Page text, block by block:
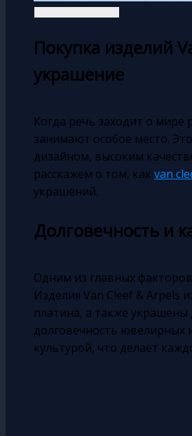
Покупка изделий
украшение
Когда речь заходит о мире
занимают особое место.
дизайном, высоким
расскажем о том, как van
украшений.
Долговечность и
Одним из главных
Изделия Van Cleef & Arpels
платина, а также
долговечность ювелирных
культурой, что делает